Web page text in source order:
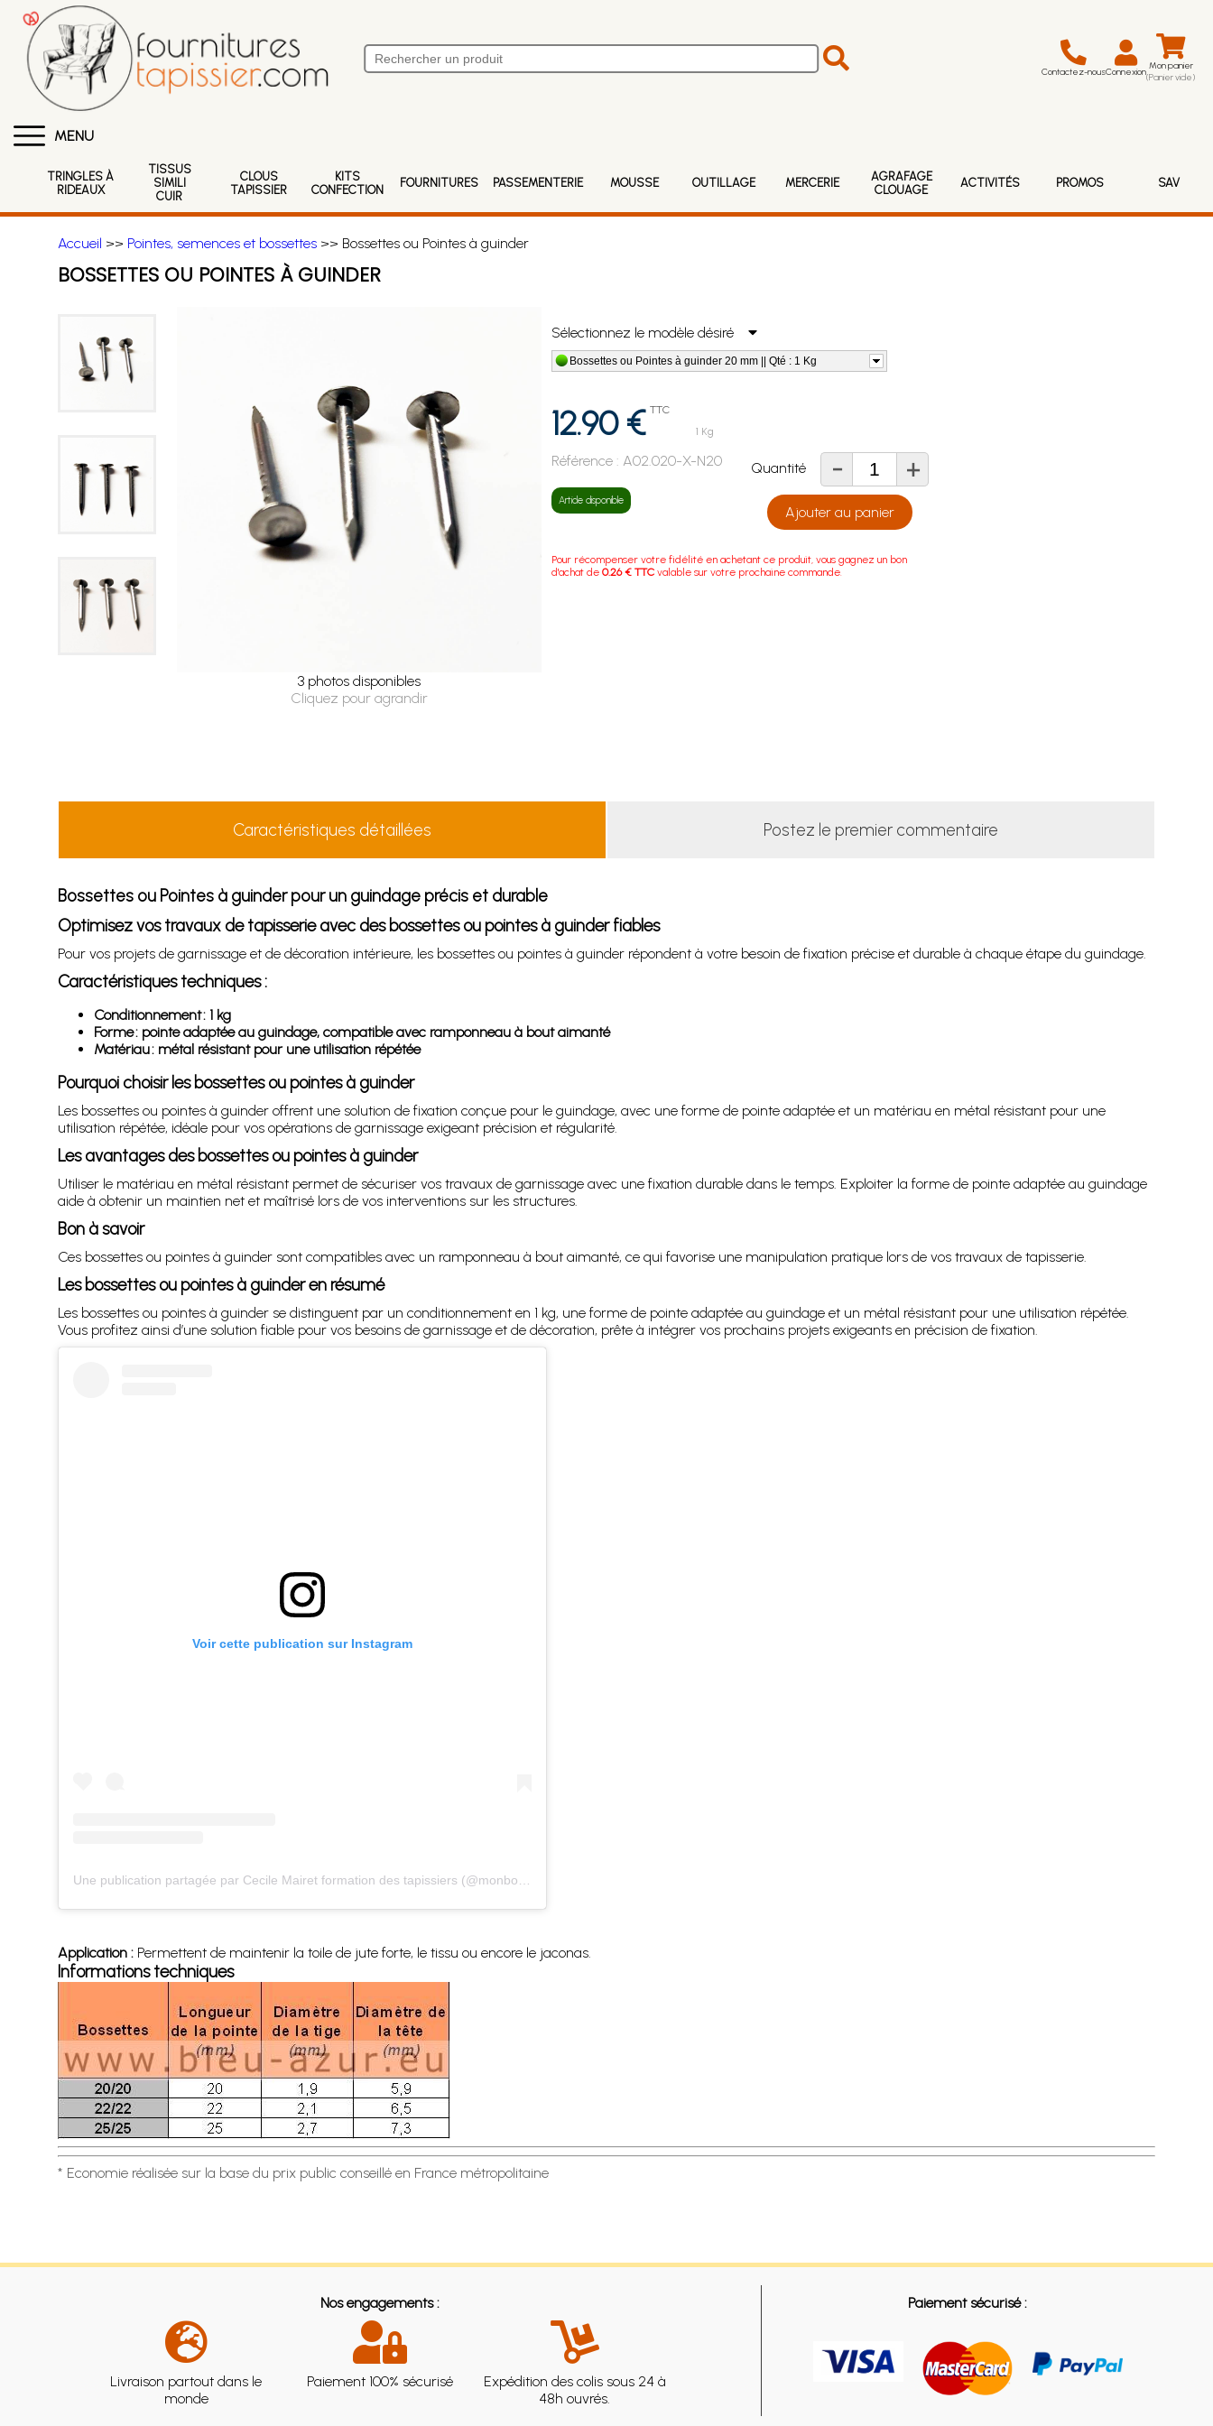
Contactez-nousConnexion Mon panier
(Panier vide)
MENU
TRINGLES À
RIDEAUX
TISSUS
SIMILI
CUIR
CLOUS
TAPISSIER
KITS
CONFECTION
FOURNITURES PASSEMENTERIE MOUSSE OUTILLAGE MERCERIE
AGRAFAGE
CLOUAGE
ACTIVITÉS PROMOS SAV
Accueil >> Pointes, semences et bossettes>> Bossettes ou Pointes à guinder
BOSSETTES OU POINTES À GUINDER
3 photos disponibles
Cliquez pour agrandir
Sélectionnez le modèle désiré
Bossettes ou Pointes à guinder 20 mm || Qté : 1 Kg
12.90 € TTC
1 Kg
Référence : A02.020-X-N20
Article disponible
Quantité - +
Ajouter au panier
Pour récompenser votre fidélité en achetant ce produit, vous gagnez un bon
d'achat de0.26 € TTC valable sur votre prochaine commande.
Caractéristiques détaillées Postez le premier commentaire
Bossettes ou Pointes à guinder pour un guindage précis et durable
Optimisez vos travaux de tapisserie avec des bossettes ou pointes à guinder fiables
Pour vos projets de garnissage et de décoration intérieure, les bossettes ou pointes à guinder répondent à votre besoin de fixation précise et durable à chaque étape du guindage.
Caractéristiques techniques :
Conditionnement : 1 kg
Forme : pointe adaptée au guindage, compatible avec ramponneau à bout aimanté
Matériau : métal résistant pour une utilisation répétée
Pourquoi choisir les bossettes ou pointes à guinder
Les bossettes ou pointes à guinder offrent une solution de fixation conçue pour le guindage, avec une forme de pointe adaptée et un matériau en métal résistant pour une
utilisation répétée, idéale pour vos opérations de garnissage exigeant précision et régularité.
Les avantages des bossettes ou pointes à guinder
Utiliser le matériau en métal résistant permet de sécuriser vos travaux de garnissage avec une fixation durable dans le temps. Exploiter la forme de pointe adaptée au guindage
aide à obtenir un maintien net et maîtrisé lors de vos interventions sur les structures.
Bon à savoir
Ces bossettes ou pointes à guinder sont compatibles avec un ramponneau à bout aimanté, ce qui favorise une manipulation pratique lors de vos travaux de tapisserie.
Les bossettes ou pointes à guinder en résumé
Les bossettes ou pointes à guinder se distinguent par un conditionnement en 1 kg, une forme de pointe adaptée au guindage et un métal résistant pour une utilisation répétée.
Vous profitez ainsi d’une solution fiable pour vos besoins de garnissage et de décoration, prête à intégrer vos prochains projets exigeants en précision de fixation.
Voir cette publication sur Instagram
Application :Permettent de maintenir la toile de jute forte, le tissu ou encore le jaconas.
Informations techniques
* Economie réalisée sur la base du prix public conseillé en France métropolitaine
Nos engagements :
Livraison partout dans le
monde
Paiement 100% sécurisé
Expédition des colis sous 24 à
48h ouvrés.
Paiement sécurisé :